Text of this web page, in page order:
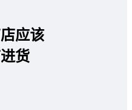
应该
货